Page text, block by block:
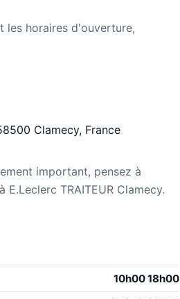
les horaires d'ouverture,
Clamecy, France
important, pensez à
TRAITEUR Clamecy.
10h00 18h00